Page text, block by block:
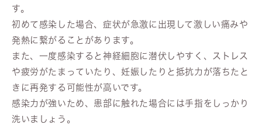
す。
初めて感染した場合、症状が急激に出現して激しい痛みや
発熱に繋がることがあります。
また、一度感染すると神経細胞に潜伏しやすく、ストレス
や疲労がたまっていたり、妊娠したりと抵抗力が落ちたと
きに再発する可能性が高いです。
感染力が強いため、患部に触れた場合には手指をしっかり
洗いましょう。